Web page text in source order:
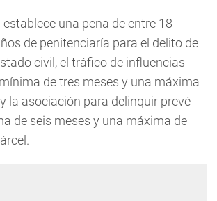
establece una pena de entre 18
de penitenciaría para el delito de
civil, el tráfico de influencias
de tres meses y una máxima
la asociación para delinquir prevé
de seis meses y una máxima de